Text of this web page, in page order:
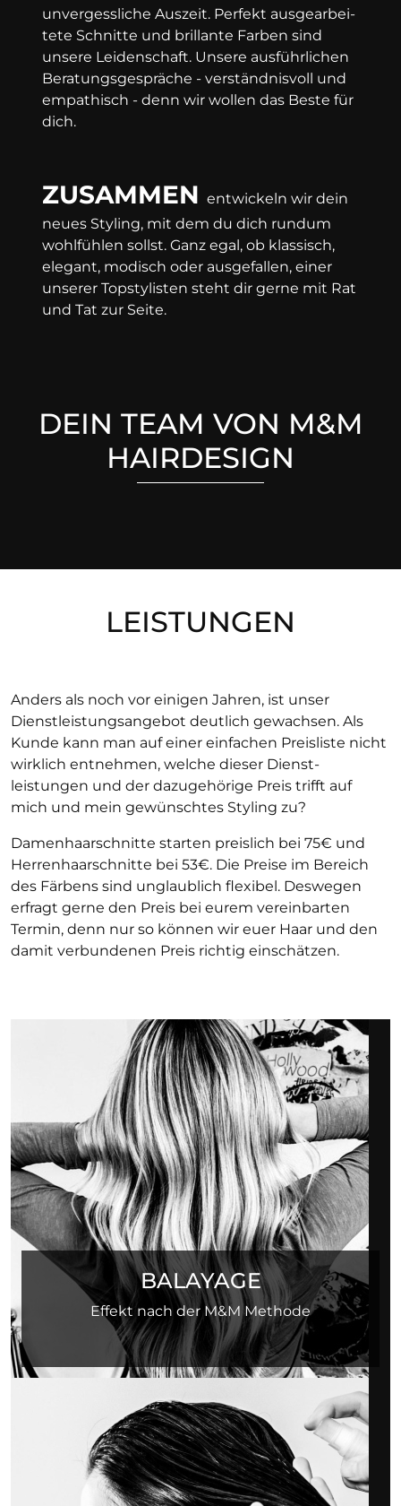
un­ver­gess­liche Aus­zeit. Per­fekt aus­ge­ar­bei­
tete Schnit­te und brillante Farben sind
unsere Leiden­schaft. Un­sere aus­führ­lichen
Be­ratungs­ge­sprä­che - ver­ständ­nisvoll und
em­pathisch - denn wir wollen das Beste für
dich.
ZUSAMMENent­wickeln wir dein
neues Sty­ling, mit dem du dich rund­um
wohlfühlen sollst. Ganz egal, ob klass­isch,
ele­gant, modisch oder aus­ge­fallen, einer
unserer Top­sty­listen steht dir gerne mit Rat
und Tat zur Seite.
DEIN TEAM VON M&M
HAIRDESIGN
LEISTUNGEN
Anders als noch vor einigen Jahren, ist unser
Dienstleistungsangebot deutlich gewachsen. Als
Kunde kann man auf einer einfachen Preisliste nicht
wirklich entnehmen, welche dieser Dienst­
leistungen und der dazu­gehörige Preis trifft auf
mich und mein gewünschtes Styling zu?
Damenhaarschnitte starten preislich bei 75€ und
Herrenhaarschnitte bei 53€. Die Preise im Bereich
des Färbens sind unglaublich flexibel. Deswegen
erfragt gerne den Preis bei eurem vereinbarten
Termin, denn nur so können wir euer Haar und den
damit verbundenen Preis richtig einschätzen.
BALAYAGE
Effekt nach der M&M Methode